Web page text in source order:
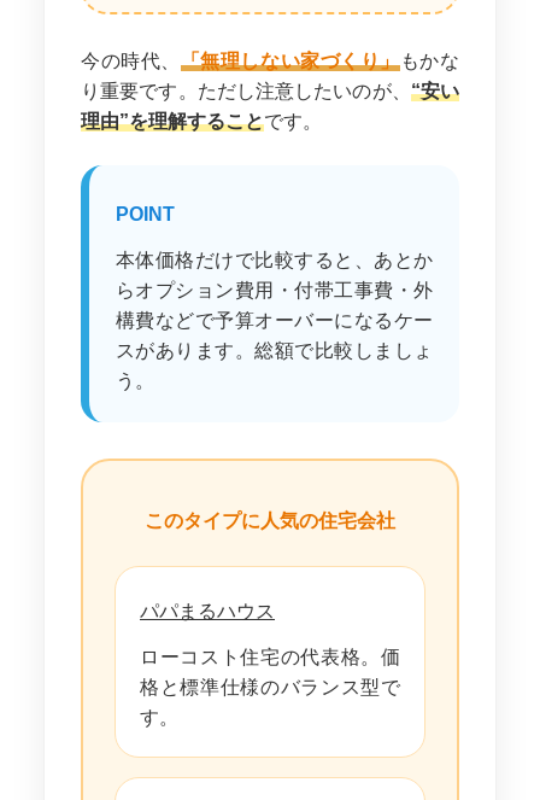
今の時代、 「無理しない家づくり」もかな
り重要です。ただし注意したいのが、 “安い
理由”を理解することです。
POINT
本体価格だけで比較すると、あとか
らオプション費用・付帯工事費・外
構費などで予算オーバーになるケー
スがあります。総額で比較しましょ
う。
このタイプに人気の住宅会社
パパまるハウス
ローコスト住宅の代表格。価
格と標準仕様のバランス型で
す。